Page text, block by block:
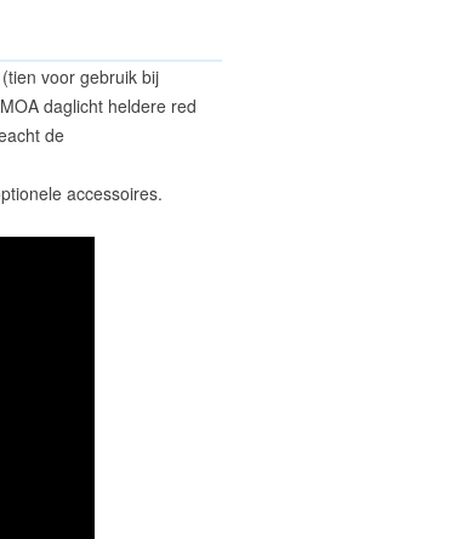
voor gebruik bij
daglicht heldere red
de
accessoires.